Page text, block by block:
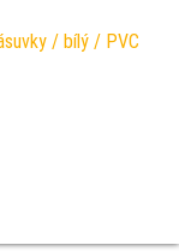
/ bílý / PVC